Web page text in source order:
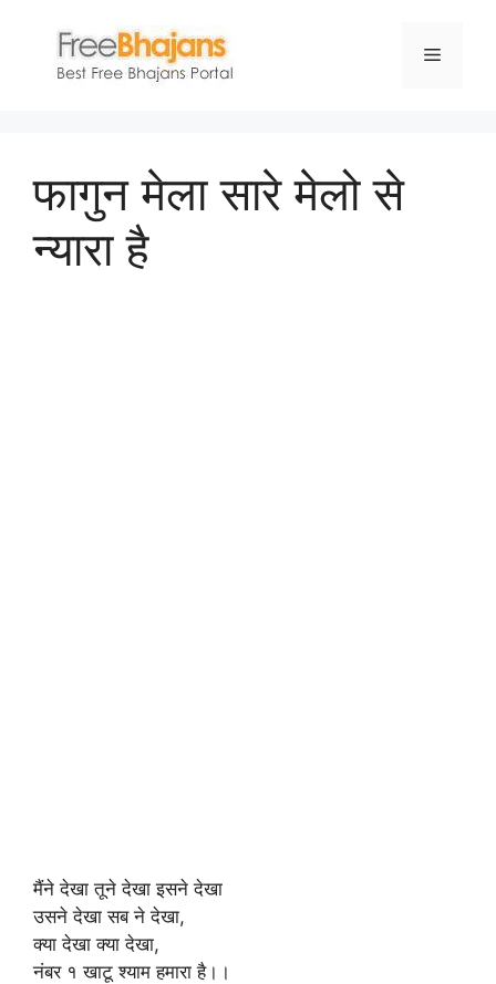
content
Menu
फागुन मेला सारे मेलो से
न्यारा है
मैंने देखा तूने देखा इसने देखा
उसने देखा सब ने देखा,
क्या देखा क्या देखा,
नंबर १ खाटू श्याम हमारा है।।